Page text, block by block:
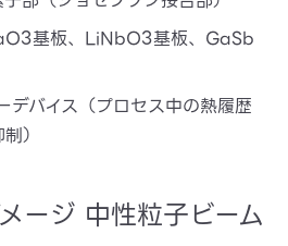
基板、LiNbO3基板、GaSb
デバイス（プロセス中の熱履歴
）
ージ 中性粒子ビーム